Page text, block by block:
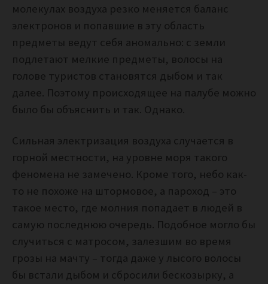
молекулах воздуха резко меняется баланс
электронов и попавшие в эту область
предметы ведут себя аномально: с земли
подлетают мелкие предметы, волосы на
голове туристов становятся дыбом и так
далее. Поэтому происходящее на палубе можно
было бы объяснить и так. Однако.
Сильная электризация воздуха случается в
горной местности, на уровне моря такого
феномена не замечено. Кроме того, небо как-
то не похоже на штормовое, а пароход – это
такое место, где молния попадает в людей в
самую последнюю очередь. Подобное могло бы
случиться с матросом, залезшим во время
грозы на мачту – тогда даже у лысого волосы
бы встали дыбом и сбросили бескозырку, а